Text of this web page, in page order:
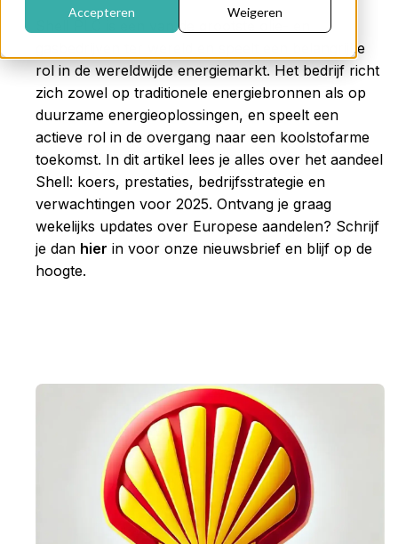
Accepteren Weigeren
Shell PLC is een van de grootste olie- en
gasbedrijven ter wereld en speelt een belangrijke
rol in de wereldwijde energiemarkt. Het bedrijf richt
zich zowel op traditionele energiebronnen als op
duurzame energieoplossingen, en speelt een
actieve rol in de overgang naar een koolstofarme
toekomst. In dit artikel lees je alles over het aandeel
Shell: koers, prestaties, bedrijfsstrategie en
verwachtingen voor 2025. Ontvang je graag
wekelijks updates over Europese aandelen? Schrijf
je dan hier in voor onze nieuwsbrief en blijf op de
hoogte.